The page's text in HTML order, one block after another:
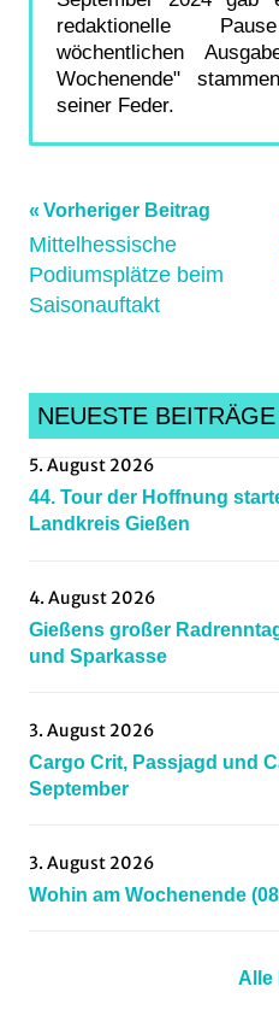
redaktionelle
wöchentlichen
Wochenende"
seiner Feder.
Schlagwörter:
bikekurs,
biketreff,
Cycling,
gravel,
gravelegghunt,
groupride
hessenradsport,
Mountainbiking
Radsportnachrichten
socialride,
sovelo,
thegravelclub
veranstaltungen,
WohinAmWochenende
Vorheriger Beitrag
Mittelhessische
Podiumsplätze beim
Saisonauftakt
NEUESTE BEITRÄGE
5. August 2026
44. Tour der Hoffnung
Landkreis Gießen
4. August 2026
Gießens großer
und Sparkasse
3. August 2026
Cargo Crit, Passjagd und
September
3. August 2026
Wohin am Wochenende
Alle